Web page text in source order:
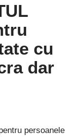
cu
dar
persoanele